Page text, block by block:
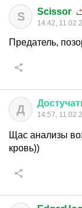
S Scissor
14:42,
Предатель,
Д 14:57,
Щас анализы
кровь))